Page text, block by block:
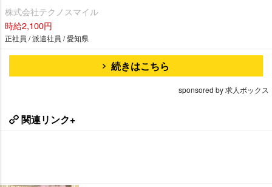
株式会社テクノスマイル
時給2,100円
正社員 / 派遣社員 / 愛知県
続きはこちら
sponsored by 求人ボックス
関連リンク+